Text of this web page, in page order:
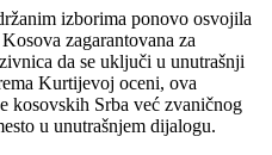
izborima ponovo osvojila
zagarantovana za
da se uključi u unutrašnji
Kurtijevoj oceni, ova
kosovskih Srba već zvaničnog
u unutrašnjem dijalogu.